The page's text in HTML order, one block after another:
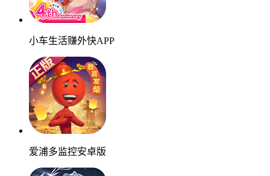
小车生活赚外快APP
爱浦多监控安卓版